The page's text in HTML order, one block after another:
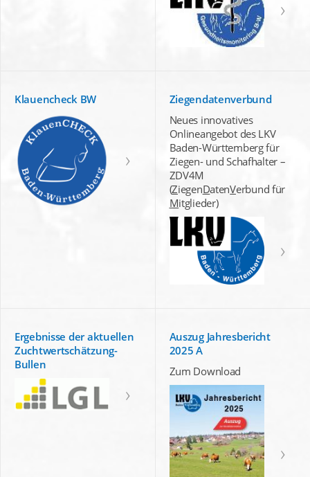
Klauencheck BW
Ziegendatenverbund
Neues innovatives
Onlineangebot des LKV
Baden-Württemberg für
Ziegen- und Schafhalter –
ZDV4M
(ZiegenDatenVerbund für
Mitglieder)
Ergebnisse der aktuellen
Zuchtwertschätzung-
Bullen
Auszug Jahresbericht
2025 A
Zum Download